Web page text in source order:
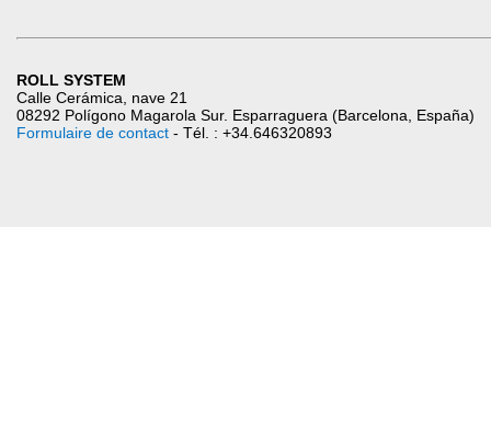
ROLL SYSTEM
Calle Cerámica, nave 21
08292 Polígono Magarola Sur. Esparraguera (Barcelona, España)
Formulaire de contact- Tél. : +34.646320893